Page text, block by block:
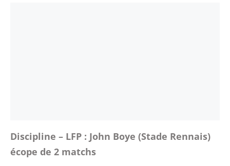
Discipline – LFP : John Boye (Stade Rennais)
écope de 2 matchs